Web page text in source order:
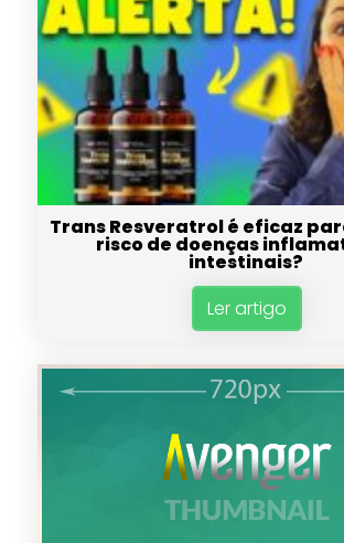
Trans Resveratrol é eficaz
risco de doenças
intestinais?
Ler artigo